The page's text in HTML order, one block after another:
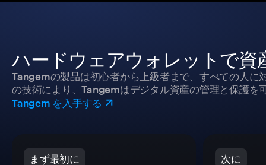
ハードウェアウォレットで資
Tangemの製品は初心者から上級者まで、すべての人に
の技術により、Tangemはデジタル資産の管理と保護を
Tangem を入手する
まず最初に 次に